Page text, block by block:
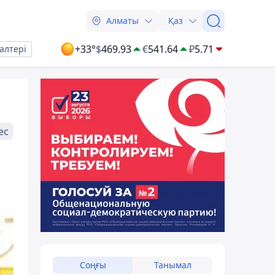
Алматы Қаз
+33°$469.93 €541.64 ₽5.71
Соңғы Танымал